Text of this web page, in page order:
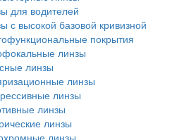
для водителей
с высокой базовой кривизной
покрытия
линзы
линзы
линзы
линзы
линзы
линзы